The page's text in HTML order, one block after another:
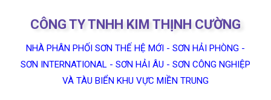
CÔNG TY TNHH KIM THỊNH CƯỜNG
NHÀ PHÂN PHỐI SƠN THẾ HỆ MỚI - SƠN HẢI PHÒNG -
SƠN INTERNATIONAL - SƠN HẢI ÂU - SƠN CÔNG NGHIỆP
VÀ TÀU BIỂN KHU VỰC MIỀN TRUNG